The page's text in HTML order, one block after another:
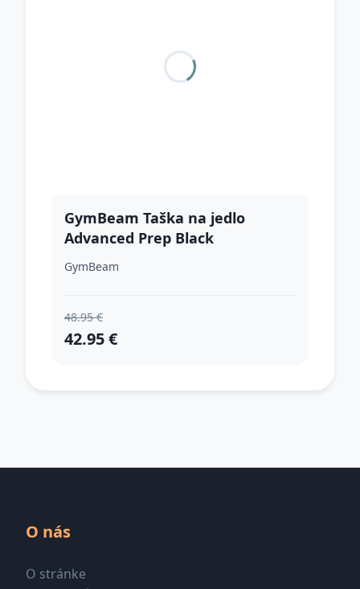
GymBeam Taška na jedlo
Advanced Prep Black
GymBeam
48.95 €
42.95 €
O nás
O stránke